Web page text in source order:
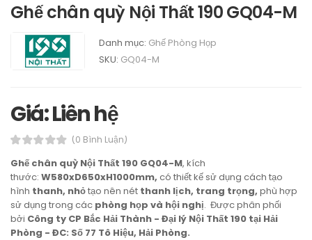
Ghế chân quỳ Nội Thất 190 GQ04-M
Danh mục: Ghế Phòng Họp
SKU: GQ04-M
Giá: Liên hệ
(0 Bình Luận)
Ghế chân quỳ Nội Thất 190 GQ04-M, kích
thước: W580xD650xH1000mm, có thiết kế sử dụng cách tạo
hình thanh, nhỏtạo nên nét thanh lịch, trang trọng, phù hợp
sử dụng trong các phòng họp và hội nghị. Được phân phối
bởi Công ty CP Bắc Hải Thành - Đại lý Nội Thất 190 tại Hải
Phòng - ĐC: Số 77 Tô Hiệu, Hải Phòng.